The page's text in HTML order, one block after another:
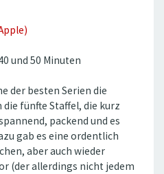
und 50 Minuten
der besten Serien die
fünfte Staffel, die kurz
packend und es
gab es eine ordentlich
aber auch wieder
(der allerdings nicht jedem